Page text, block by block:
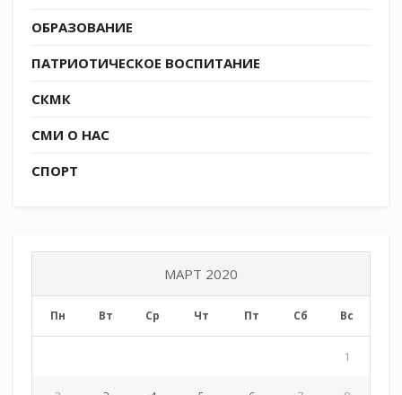
ОБРАЗОВАНИЕ
ПАТРИОТИЧЕСКОЕ ВОСПИТАНИЕ
СКМК
СМИ О НАС
СПОРТ
МАРТ 2020
Пн Вт Ср Чт Пт Сб Вс
1